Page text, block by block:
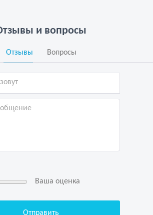
и вопросы
Отзывы Вопросы
Ваша оценка
“Отправить”, я